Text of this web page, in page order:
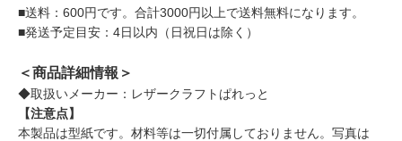
■送料：600円です。合計3000円以上で送料無料になります。
■発送予定目安：4日以内（日祝日は除く）
＜商品詳細情報＞
◆取扱いメーカー：レザークラフトぱれっと
【注意点】
本製品は型紙です。材料等は一切付属しておりません。写真は